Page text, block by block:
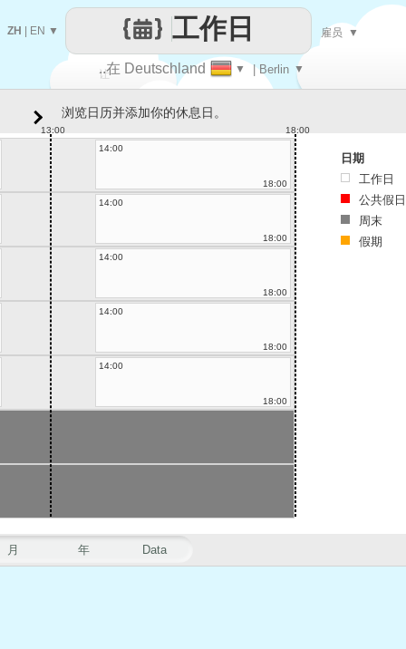
让
每一天
..在 Deutschland ▼ | Berlin ▼
工作日
ZH EN ▼ 雇员 ▼
月 年 Data
浏览日历并添加你的休息日。
13:00
18:00
14:00
18:00
14:00
18:00
14:00
18:00
14:00
18:00
14:00
18:00
日期
工作日
公共假日
周末
假期